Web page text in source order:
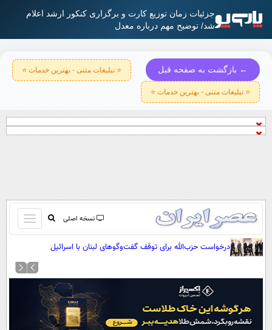
جزئیات زمان توزیع کارت و برگزاری کنکور ارشد اعلام
شد/ توضیح مهم‌ درباره معدل
← بازگشت به صفحه قبل ⭐ تبلیغات متنی - بهترین خدمات ⭐
⭐ تبلیغات متنی - بهترین خدمات ⭐